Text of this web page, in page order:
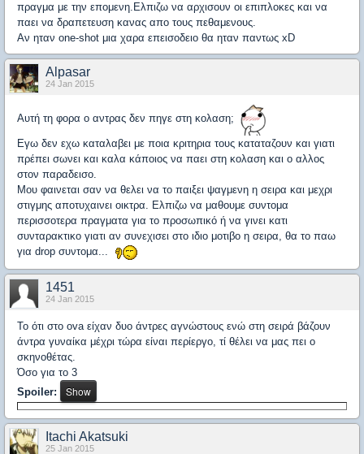
πραγμα με την επομενη.Ελπιζω να αρχισουν οι επιπλοκες και να
παει να δραπετευση κανας απο τους πεθαμενους.
Αν ηταν one-shot μια χαρα επεισοδειο θα ηταν παντως xD
Alpasar
24 Jan 2015
Αυτή τη φορα ο αντρας δεν πηγε στη κολαση;
Εγω δεν εχω καταλαβει με ποια κριτηρια τους καταταζουν και γιατι
πρέπει σωνει και καλα κάποιος να παει στη κολαση και ο αλλος
στον παραδεισο.
Μου φαινεται σαν να θελει να το παιξει ψαγμενη η σειρα και μεχρι
στιγμης αποτυχαινει οικτρα. Ελπιζω να μαθουμε συντομα
περισσοτερα πραγματα για το προσωπικό ή να γινει κατι
συνταρακτικο γιατι αν συνεχισει στο ιδιο μοτιβο η σειρα, θα το παω
για drop συντομα...
1451
24 Jan 2015
Το ότι στο ova είχαν δυο άντρες αγνώστους ενώ στη σειρά βάζουν
άντρα γυναίκα μέχρι τώρα είναι περίεργο, τί θέλει να μας πει ο
σκηνοθέτας.
Όσο για το 3
Spoiler:
Itachi Akatsuki
25 Jan 2015